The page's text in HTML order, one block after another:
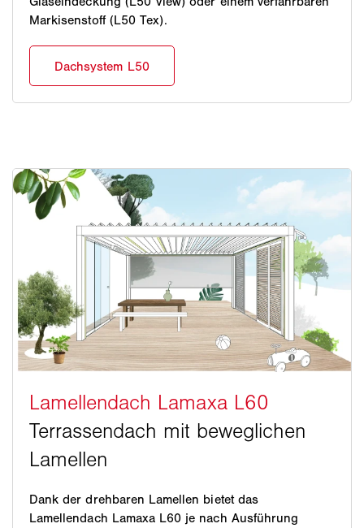
Markisenstoff (L50 Tex).
Dank der drehbaren Lamellen bietet das
Lamellendach Lamaxa L60 je nach Ausführung